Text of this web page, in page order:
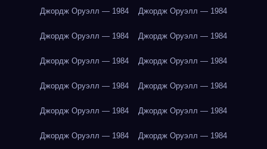
Джордж Оруэлл — 1984 Джордж Оруэлл — 1984
Джордж Оруэлл — 1984 Джордж Оруэлл — 1984
Джордж Оруэлл — 1984 Джордж Оруэлл — 1984
Джордж Оруэлл — 1984 Джордж Оруэлл — 1984
Джордж Оруэлл — 1984 Джордж Оруэлл — 1984
Джордж Оруэлл — 1984 Джордж Оруэлл — 1984